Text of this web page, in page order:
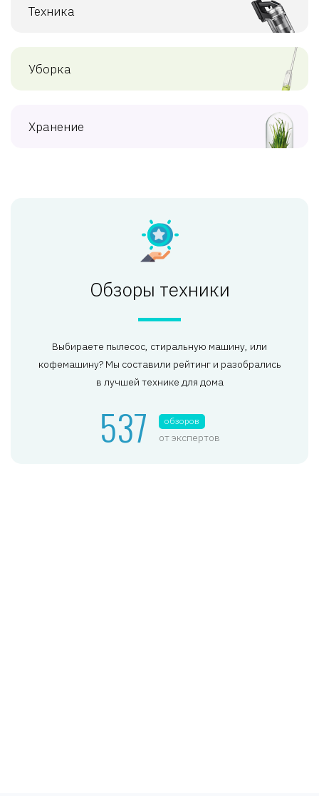
Техника
Уборка
Хранение
Обзоры техники
Выбираете пылесос, стиральную машину, или
кофемашину? Мы составили рейтинг и разобрались
в лучшей технике для дома
537 обзоров
от экспертов